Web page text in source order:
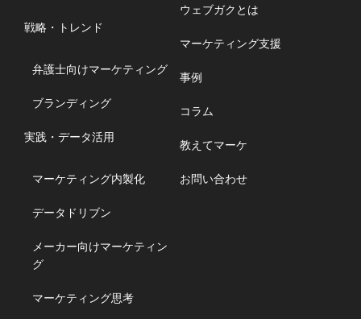
戦略・トレンド
弁護士向けマーケティング
ブランディング
実践・データ活用
マーケティング内製化
データドリブン
メーカー向けマーケティン
グ
マーケティング思考
ウェブガクとは
マーケティング支援
事例
コラム
教えてマーケ
お問い合わせ